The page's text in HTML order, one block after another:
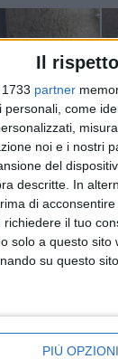
Il
partner
personali, come
noi e i nostri
del
descritte. In
di
richiedere il tuo
solo a questo
su questo
PIÙ OPZIONI